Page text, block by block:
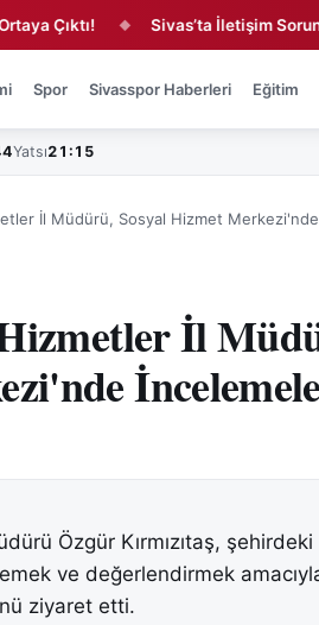
◆ Sivas’ta İletişim Sorunu
Spor Sivasspor Haberleri Eğitim
Yatsı21:15
İl Müdürü, Sosyal Hizmet
İl
Özgür Kırmızıtaş,
ve değerlendirmek
ziyaret etti.